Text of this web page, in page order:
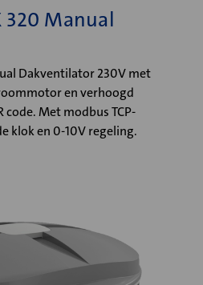
320 Manual
Dakventilator 230V met
en verhoogd
Met modbus TCP-
klok en 0-10V regeling.